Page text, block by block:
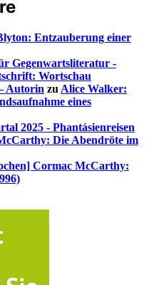
Entzauberung einer
Gegenwartsliteratur -
Wortschau
Autorin zu Alice Walker:
eines
2025 - Phantásienreisen
Die Abendröte im
Cormac McCarthy: